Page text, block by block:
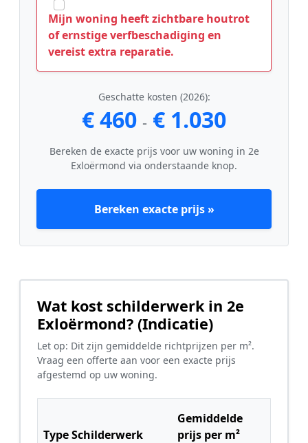
Mijn woning heeft zichtbare houtrot
of ernstige verfbeschadiging en
vereist extra reparatie.
Geschatte kosten (2026):
€ 460 - € 1.030
Bereken de exacte prijs voor uw woning in 2e
Exloërmond via onderstaande knop.
Bereken exacte prijs »
Wat kost schilderwerk in 2e
Exloërmond? (Indicatie)
Let op: Dit zijn gemiddelde richtprijzen per m².
Vraag een offerte aan voor een exacte prijs
afgestemd op uw woning.
Type Schilderwerk
Gemiddelde
prijs per m²